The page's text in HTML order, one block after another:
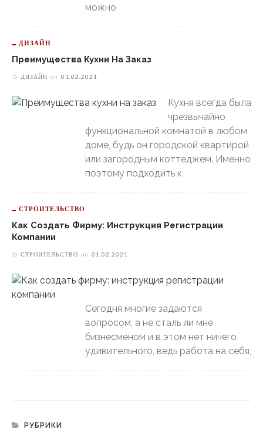
можно
ДИЗАЙН
Преимущества Кухни На Заказ
ДИЗАЙН on 01.02.2021
Кухня всегда была
чрезвычайно
функциональной комнатой в любом
доме, будь он городской квартирой
или загородным коттеджем. Именно
поэтому подходить к
СТРОИТЕЛЬСТВО
Как Создать Фирму: Инструкция Регистрации
Компании
СТРОИТЕЛЬСТВО on 01.02.2021
Сегодня многие задаются
вопросом, а не сталь ли мне
бизнесменом и в этом нет ничего
удивительного, ведь работа на себя,
РУБРИКИ